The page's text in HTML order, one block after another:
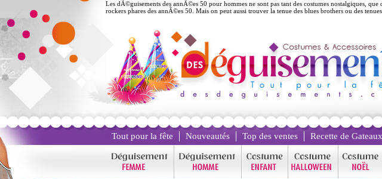
Les dÃ©guisements des annÃ©es 50 pour hommes ne sont pas tant des costumes nostalgiques,
rockers phares des annÃ©es 50. Mais on peut aussi trouver la tenue des blues brothers ou des
Tout pour la fête Nouveautés Top des ventes Recette de Gateaux